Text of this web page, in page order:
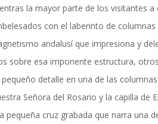
la mayor parte de los visitantes
con el laberinto de
andalusí que impresiona y
sobre esa imponente estructura,
detalle en una de las
Señora del Rosario y la capilla de
pequeña cruz grabada que narra una